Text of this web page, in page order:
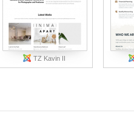
TZ Kavin II